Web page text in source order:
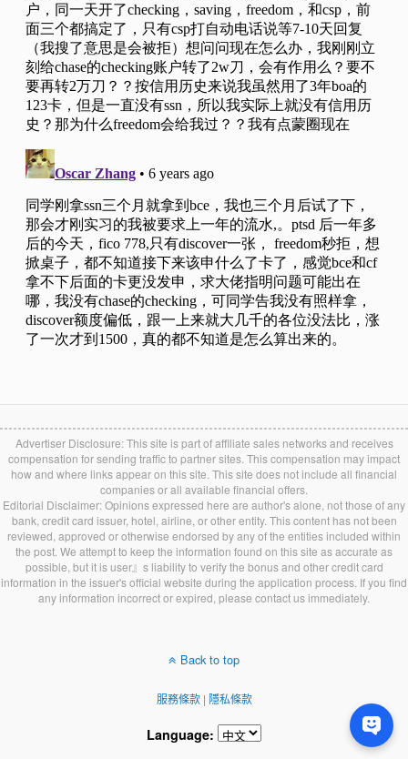
Advertiser Disclosure: This site is part of affiliate sales networks and receives
compensation for sending traffic to partner sites. This compensation may impact
how and where links appear on this site. This site does not include all financial
companies or all available financial offers.
Editorial Disclaimer: Opinions expressed here are author's alone, not those of any
bank, credit card issuer, hotel, airline, or other entity. This content has not been
reviewed, approved or otherwise endorsed by any of the entities included within
the post. We attempt to keep the information found on this site as accurate as
possible, but it is user』s liability to verify the bonus and other credit card
information in the issuer's official website during the application process. If you find
any information incorrect or expired, please contact us immediately.
Back to top
服務條款| 隱私條款
Language: